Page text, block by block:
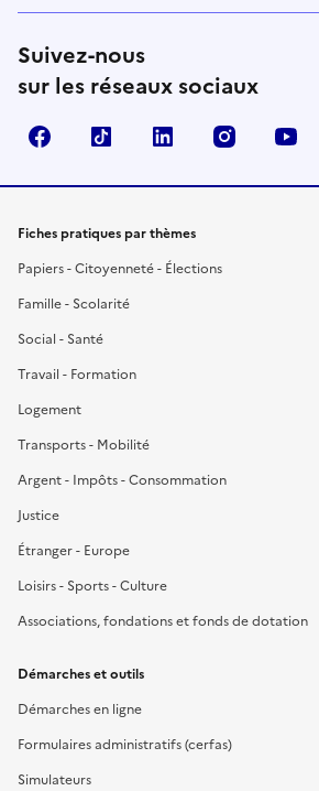
Suivez-nous
sur les réseaux sociaux
FacebookTikTok LinkedIn Instagram
Fiches pratiques par thèmes
Papiers - Citoyenneté - Élections
Famille - Scolarité
Social - Santé
Travail - Formation
Logement
Transports - Mobilité
Argent - Impôts - Consommation
Justice
Étranger - Europe
Loisirs - Sports - Culture
Associations, fondations et fonds de dotation
Démarches et outils
Démarches en ligne
Formulaires administratifs (cerfas)
Simulateurs